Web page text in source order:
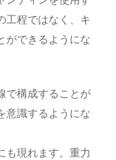
工程ではなく、キ
ができるようにな
で構成することが
意識するようにな
も現れます。重力